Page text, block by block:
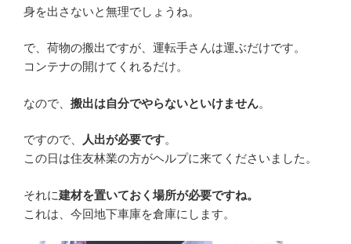
身を出さないと無理でしょうね。
で、荷物の搬出ですが、運転手さんは運ぶだけです。
コンテナの開けてくれるだけ。
なので、 搬出は自分でやらないといけません。
ですので、 人出が必要です。
この日は住友林業の方がヘルプに来てくださいました。
それに建材を置いておく場所が必要ですね。
これは、今回地下車庫を倉庫にします。